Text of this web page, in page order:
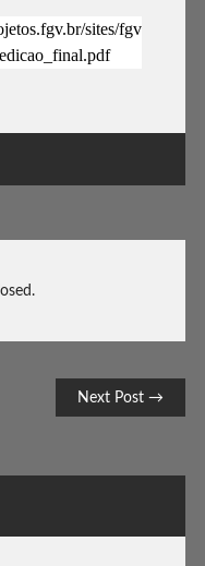
sites/fgv
Next Post →